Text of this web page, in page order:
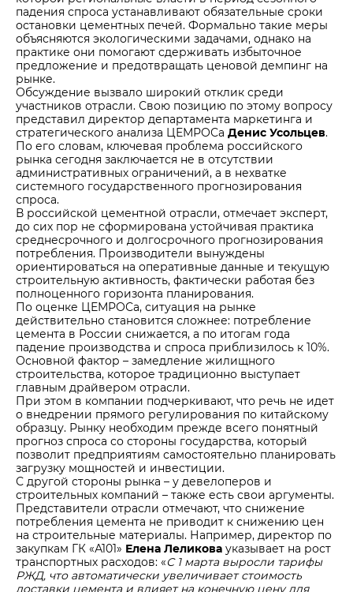
падения спроса устанавливают обязательные сроки
остановки цементных печей. Формально такие меры
объясняются экологическими задачами, однако на
практике они помогают сдерживать избыточное
предложение и предотвращать ценовой демпинг на
рынке.
Обсуждение вызвало широкий отклик среди
участников отрасли. Свою позицию по этому вопросу
представил директор департамента маркетинга и
стратегического анализа ЦЕМРОСа Денис Усольцев.
По его словам, ключевая проблема российского
рынка сегодня заключается не в отсутствии
административных ограничений, а в нехватке
системного государственного прогнозирования
спроса.
В российской цементной отрасли, отмечает эксперт,
до сих пор не сформирована устойчивая практика
среднесрочного и долгосрочного прогнозирования
потребления. Производители вынуждены
ориентироваться на оперативные данные и текущую
строительную активность, фактически работая без
полноценного горизонта планирования.
По оценке ЦЕМРОСа, ситуация на рынке
действительно становится сложнее: потребление
цемента в России снижается, а по итогам года
падение производства и спроса приблизилось к 10%.
Основной фактор – замедление жилищного
строительства, которое традиционно выступает
главным драйвером отрасли.
При этом в компании подчеркивают, что речь не идет
о внедрении прямого регулирования по китайскому
образцу. Рынку необходим прежде всего понятный
прогноз спроса со стороны государства, который
позволит предприятиям самостоятельно планировать
загрузку мощностей и инвестиции.
С другой стороны рынка – у девелоперов и
строительных компаний – также есть свои аргументы.
Представители отрасли отмечают, что снижение
потребления цемента не приводит к снижению цен
на строительные материалы. Например, директор по
закупкам ГК «А101» Елена Леликова указывает на рост
транспортных расходов: «С 1 марта выросли тарифы
РЖД, что автоматически увеличивает стоимость
доставки цемента и влияет на конечную цену для